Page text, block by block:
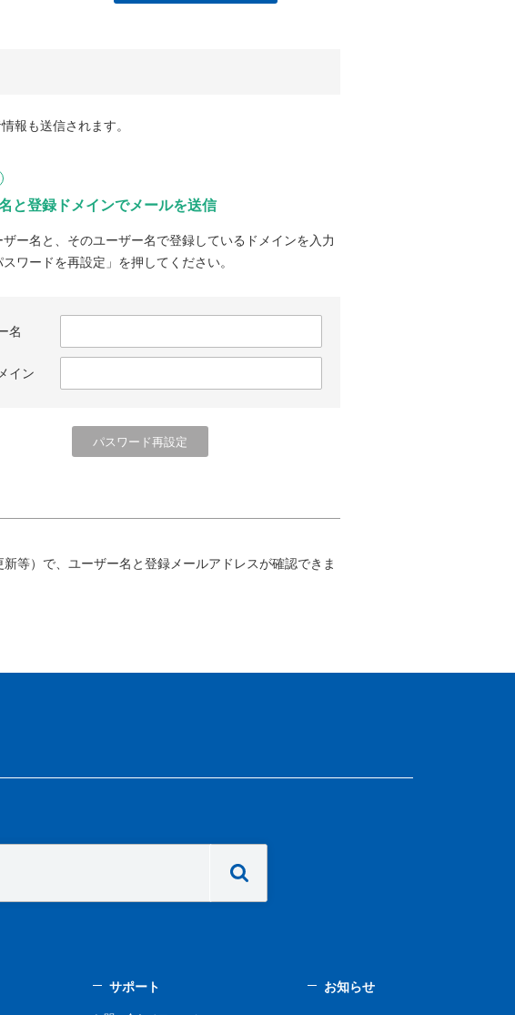
報も送信されます。
と登録ドメインでメールを送信
ー名と、そのユーザー名で登録しているドメインを入力
スワードを再設定」を押してください。
名
イン
等）で、ユーザー名と登録メールアドレスが確認できま
サポート お知らせ